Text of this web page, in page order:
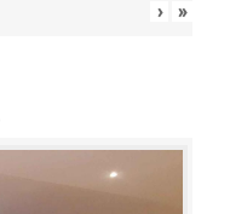
› »